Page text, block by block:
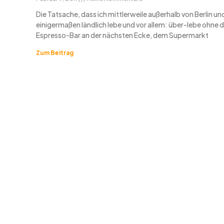
Die Tatsache, dass ich mittlerweile außerhalb von Berlin
einigermaßen ländlich lebe und vor allem: über-lebe ohne
Espresso-Bar an der nächsten Ecke, dem Supermarkt
Zum Beitrag